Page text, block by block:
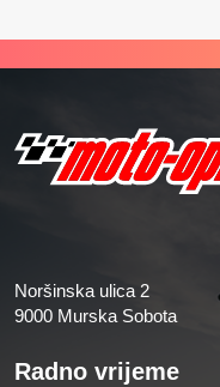
Noršinska ulica 2
9000 Murska Sobota
Radno vrijeme